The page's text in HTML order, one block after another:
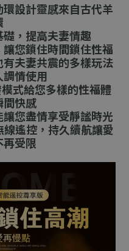
設計靈感來自古代羊
，提高夫妻情趣
您鎖住時間鎖住性福
夫妻共震的多樣玩法
情使用
式給您多樣的性福體
間快感
您盡情享受靜謐時光
遙控，持久續航讓愛
再受限